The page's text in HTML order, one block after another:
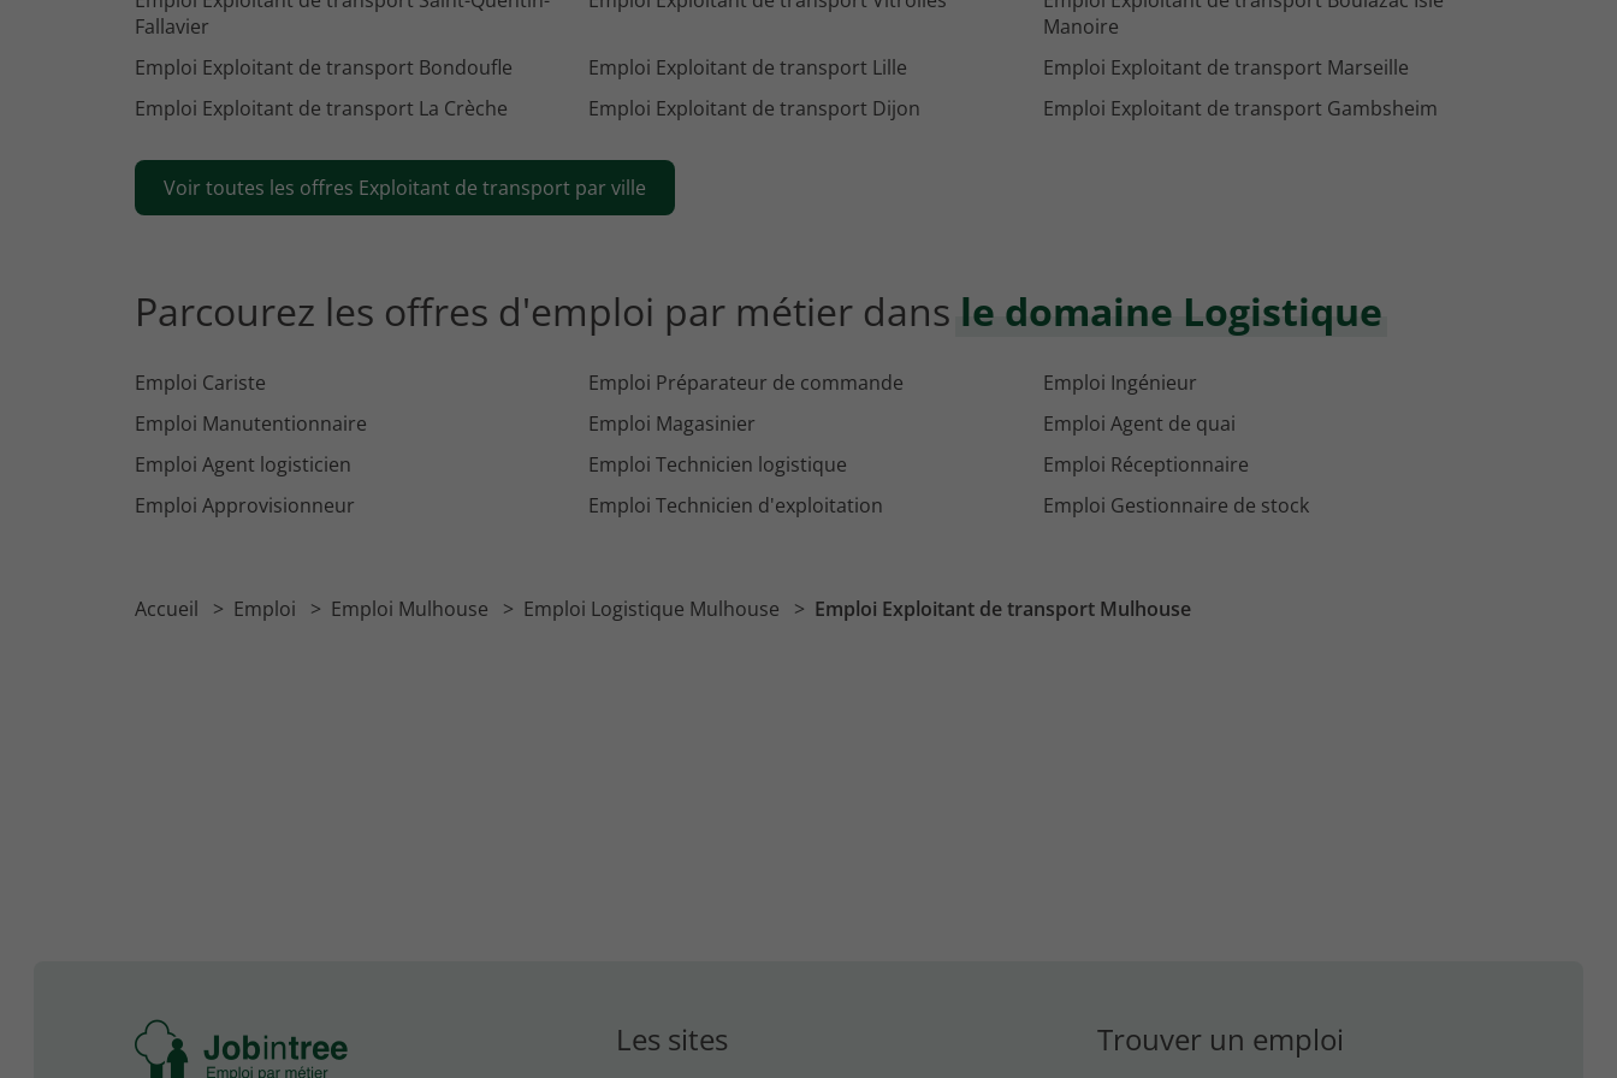
Fallavier
Manoire
Emploi Exploitant de transport Bondoufle
Emploi Exploitant de transport Lille
Emploi Exploitant de transport Marseille
Emploi Exploitant de transport La Crèche
Emploi Exploitant de transport Dijon Emploi Exploitant de transport Gambsheim
Voir toutes les offres Exploitant de transport par ville
Parcourez les offres d'emploi par métier dans le domaine Logistique
Emploi Cariste Emploi Préparateur de commande
Emploi Ingénieur
Emploi Manutentionnaire
Emploi Magasinier
Emploi Agent de quai
Emploi Agent logisticien
Emploi Technicien logistique
Emploi Réceptionnaire
Emploi Approvisionneur
Emploi Technicien d'exploitation Emploi Gestionnaire de stock
Accueil Emploi Emploi Mulhouse Emploi Logistique Mulhouse Emploi Exploitant de transport Mulhouse
Se
rendre
Les sites Trouver un emploi